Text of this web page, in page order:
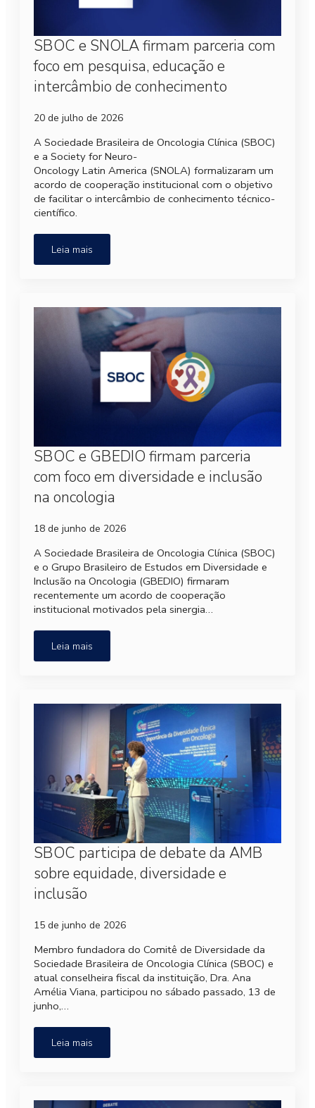
SBOC e SNOLA firmam parceria com
foco em pesquisa, educação e
intercâmbio de conhecimento
20 de julho de 2026
A Sociedade Brasileira de Oncologia Clínica (SBOC)
e a Society for Neuro-
Oncology Latin America (SNOLA) formalizaram um
acordo de cooperação institucional com o objetivo
de facilitar o intercâmbio de conhecimento técnico-
científico.
Leia mais
SBOC e GBEDIO firmam parceria
com foco em diversidade e inclusão
na oncologia
18 de junho de 2026
A Sociedade Brasileira de Oncologia Clínica (SBOC)
e o Grupo Brasileiro de Estudos em Diversidade e
Inclusão na Oncologia (GBEDIO) firmaram
recentemente um acordo de cooperação
institucional motivados pela sinergia…
Leia mais
SBOC participa de debate da AMB
sobre equidade, diversidade e
inclusão
15 de junho de 2026
Membro fundadora do Comitê de Diversidade da
Sociedade Brasileira de Oncologia Clínica (SBOC) e
atual conselheira fiscal da instituição, Dra. Ana
Amélia Viana, participou no sábado passado, 13 de
junho,…
Leia mais